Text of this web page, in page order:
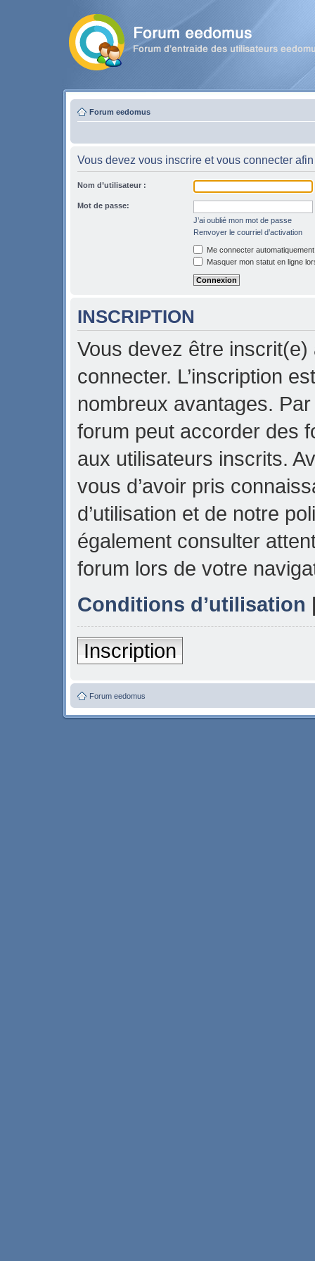
Forum eedomus
Vous devez vous inscrire et vous connecter
Nom d’utilisateur :
Mot de passe:
J’ai oublié mon mot de passe
Renvoyer le courriel d’activation
Me connecter
Masquer mon statut en ligne
INSCRIPTION
Vous devez être
connecter. L’inscription
nombreux avantages.
forum peut accorder des
aux utilisateurs inscrits.
vous d’avoir pris
d’utilisation et de notre
également consulter
forum lors de votre
Conditions d’utilisation
Inscription
Forum eedomus